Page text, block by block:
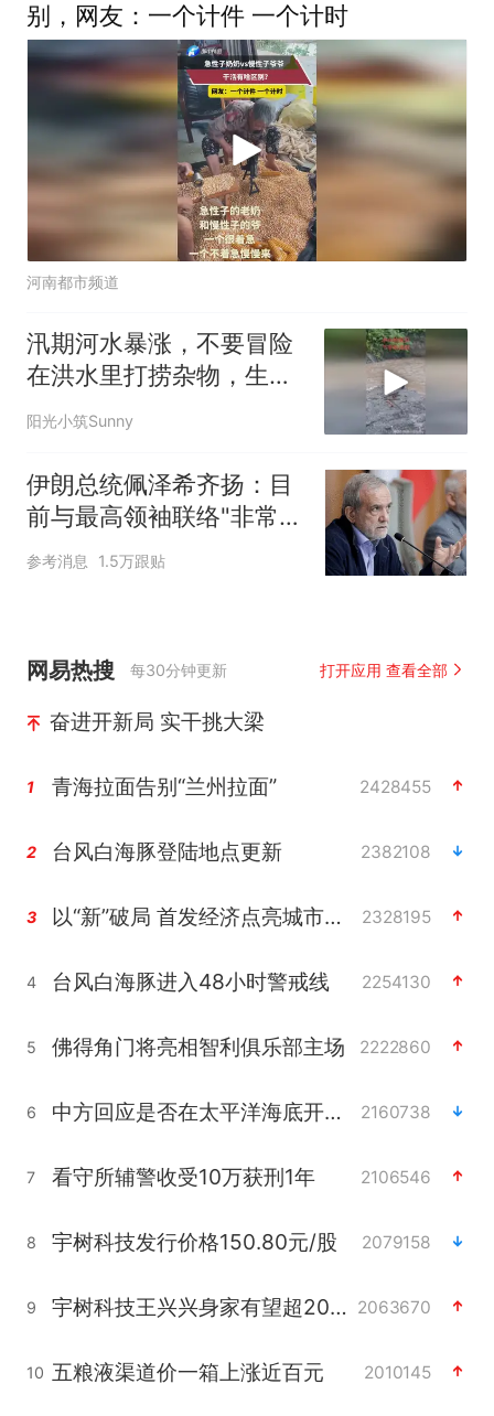
别，网友：一个计件 一个计时
河南都市频道
汛期河水暴涨，不要冒险
在洪水里打捞杂物，生命
安全最重要
阳光小筑Sunny
伊朗总统佩泽希齐扬：目
前与最高领袖联络"非常困
难"
参考消息 1.5万跟贴
网易热搜 每30分钟更新 打开应用 查看全部
奋进开新局 实干挑大梁
1 青海拉面告别“兰州拉面” 2428455
2 台风白海豚登陆地点更新 2382108
3 以“新”破局 首发经济点亮城市消费活力 2328195
4 台风白海豚进入48小时警戒线 2254130
5 佛得角门将亮相智利俱乐部主场 2222860
6 中方回应是否在太平洋海底开采稀土 2160738
7 看守所辅警收受10万获刑1年 2106546
8 宇树科技发行价格150.80元/股 2079158
9 宇树科技王兴兴身家有望超200亿元 2063670
10 五粮液渠道价一箱上涨近百元 2010145